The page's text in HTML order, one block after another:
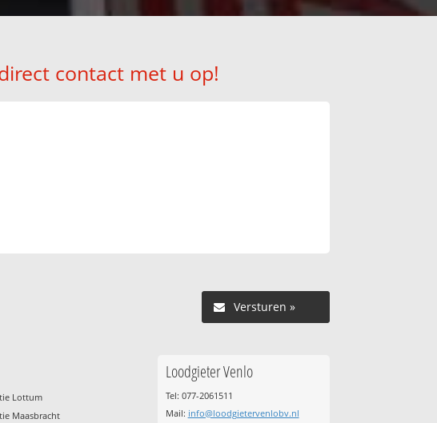
contact met u op!
Versturen »
Lottum
Maasbracht
Loodgieter Venlo
Tel: 077-2061511
Mail: info@loodgietervenlobv.nl